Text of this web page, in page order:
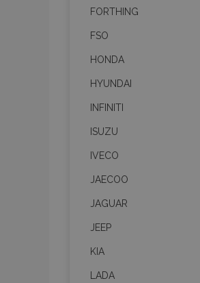
FORTHING
FSO
HONDA
HYUNDAI
INFINITI
ISUZU
IVECO
JAECOO
JAGUAR
JEEP
KIA
LADA